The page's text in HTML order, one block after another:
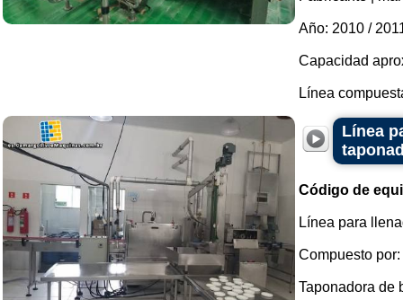
Año: 2010 /
Capacidad
Línea
Línea
Código de
Línea para
Compuesto por:
Taponadora de